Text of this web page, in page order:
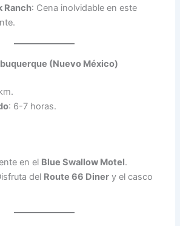
Ranch: Cena inolvidable en este
(Nuevo México)
: 6-7 horas.
en el Blue Swallow Motel.
del Route 66 Diner y el casco